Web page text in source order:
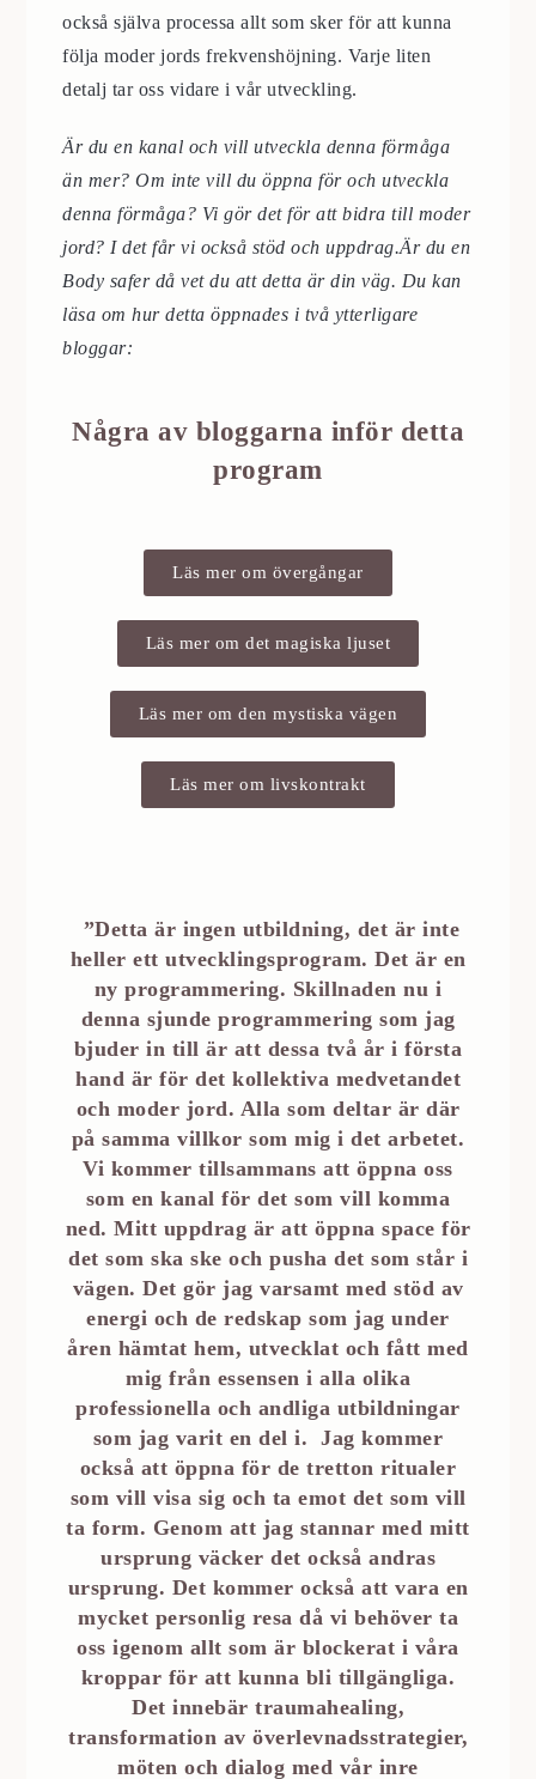
också själva processa allt som sker för att kunna
följa moder jords frekvenshöjning. Varje liten
detalj tar oss vidare i vår utveckling.
Är du en kanal och vill utveckla denna förmåga
än mer? Om inte vill du öppna för och utveckla
denna förmåga? Vi gör det för att bidra till moder
jord? I det får vi också stöd och uppdrag.Är du en
Body safer då vet du att detta är din väg. Du kan
läsa om hur detta öppnades i två ytterligare
bloggar:
Några av bloggarna inför detta
program
Läs mer om övergångar
Läs mer om det magiska ljuset
Läs mer om den mystiska vägen
Läs mer om livskontrakt
”Detta är ingen utbildning, det är inte
heller ett utvecklingsprogram. Det är en
ny programmering. Skillnaden nu i
denna sjunde programmering som jag
bjuder in till är att dessa två år i första
hand är för det kollektiva medvetandet
och moder jord. Alla som deltar är där
på samma villkor som mig i det arbetet.
Vi kommer tillsammans att öppna oss
som en kanal för det som vill komma
ned. Mitt uppdrag är att öppna space för
det som ska ske och pusha det som står i
vägen. Det gör jag varsamt med stöd av
energi och de redskap som jag under
åren hämtat hem, utvecklat och fått med
mig från essensen i alla olika
professionella och andliga utbildningar
som jag varit en del i. Jag kommer
också att öppna för de tretton ritualer
som vill visa sig och ta emot det som vill
ta form. Genom att jag stannar med mitt
ursprung väcker det också andras
ursprung. Det kommer också att vara en
mycket personlig resa då vi behöver ta
oss igenom allt som är blockerat i våra
kroppar för att kunna bli tillgängliga.
Det innebär traumahealing,
transformation av överlevnadsstrategier,
möten och dialog med vår inre